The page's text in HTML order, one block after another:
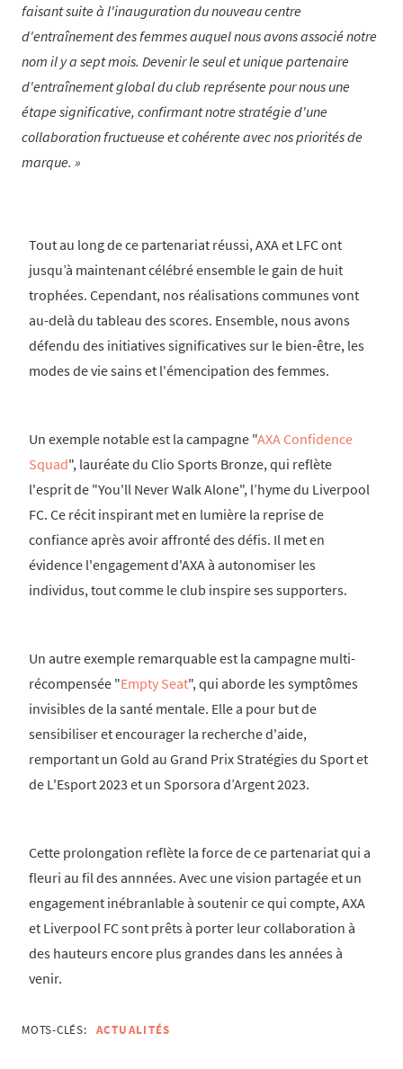
faisant suite à l'inauguration du nouveau centre
d'entraînement des femmes auquel nous avons associé notre
nom il y a sept mois. Devenir le seul et unique partenaire
d'entraînement global du club représente pour nous une
étape significative, confirmant notre stratégie d'une
collaboration fructueuse et cohérente avec nos priorités de
marque.
Tout au long de ce partenariat réussi, AXA et LFC ont
jusqu’à maintenant célébré ensemble le gain de huit
trophées. Cependant, nos réalisations communes vont
au-delà du tableau des scores. Ensemble, nous avons
défendu des initiatives significatives sur le bien-être, les
modes de vie sains et l'émencipation des femmes.
Un exemple notable est la campagne "AXA Confidence
Squad", lauréate du Clio Sports Bronze, qui reflète
l'esprit de "You'll Never Walk Alone", l’hyme du Liverpool
FC. Ce récit inspirant met en lumière la reprise de
confiance après avoir affronté des défis. Il met en
évidence l'engagement d'AXA à autonomiser les
individus, tout comme le club inspire ses supporters.
Un autre exemple remarquable est la campagne multi-
récompensée "Empty Seat", qui aborde les symptômes
invisibles de la santé mentale. Elle a pour but de
sensibiliser et encourager la recherche d'aide,
remportant un Gold au Grand Prix Stratégies du Sport et
de L'Esport 2023 et un Sporsora d’Argent 2023.
Cette prolongation reflète la force de ce partenariat qui a
fleuri au fil des annnées. Avec une vision partagée et un
engagement inébranlable à soutenir ce qui compte, AXA
et Liverpool FC sont prêts à porter leur collaboration à
des hauteurs encore plus grandes dans les années à
venir.
MOTS-CLÉS: ACTUALITÉS